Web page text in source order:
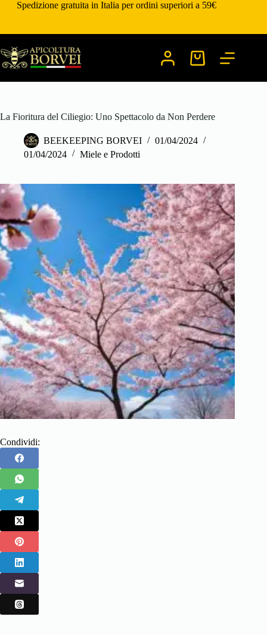
SaltaSpedizione gratuita in Italia per ordini superiori a 59€
Carrello
La Fioritura del Ciliegio: Uno Spettacolo da Non Perdere
BEEKEEPING BORVEI
01/04/2024
01/04/2024
Miele e Prodotti
Condividi: